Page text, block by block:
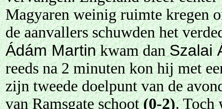
Magyaren weinig ruimte kregen
de aanvallers schuwden het
Ádám Martinkwam danSzalai
reeds na 2 minuten kon hij met
zijn tweede doelpunt van de
van Ramsgate schoot(0-2). Toch